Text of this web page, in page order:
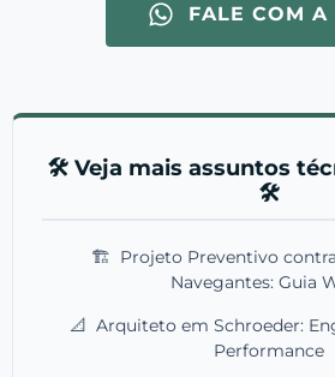
FALE COM A
🛠️ Veja mais assuntos
🛠️
🏗️ Projeto Preventivo
Navegantes: Guia
📐 Arquiteto em Schroeder:
Performance